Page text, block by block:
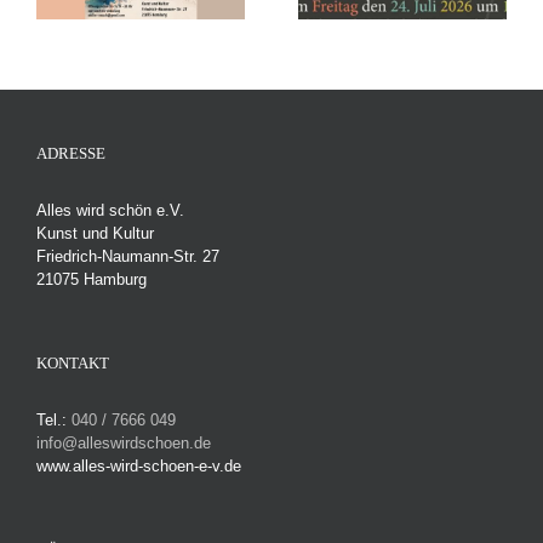
ADRESSE
Alles wird schön e.V.
Kunst und Kultur
Friedrich-Naumann-Str. 27
21075 Hamburg
KONTAKT
Tel.: 040 / 7666 049
info@alleswirdschoen.de
www.alles-wird-schoen-e-v.de